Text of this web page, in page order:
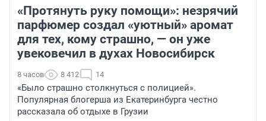
«Протянуть руку помощи»: незрячий
парфюмер создал «уютный» аромат
для тех, кому страшно, — он уже
увековечил в духах Новосибирск
8 часов 8 412 14
«Было страшно столкнуться с полицией».
Популярная блогерша из Екатеринбурга честно
рассказала об отдыхе в Грузии